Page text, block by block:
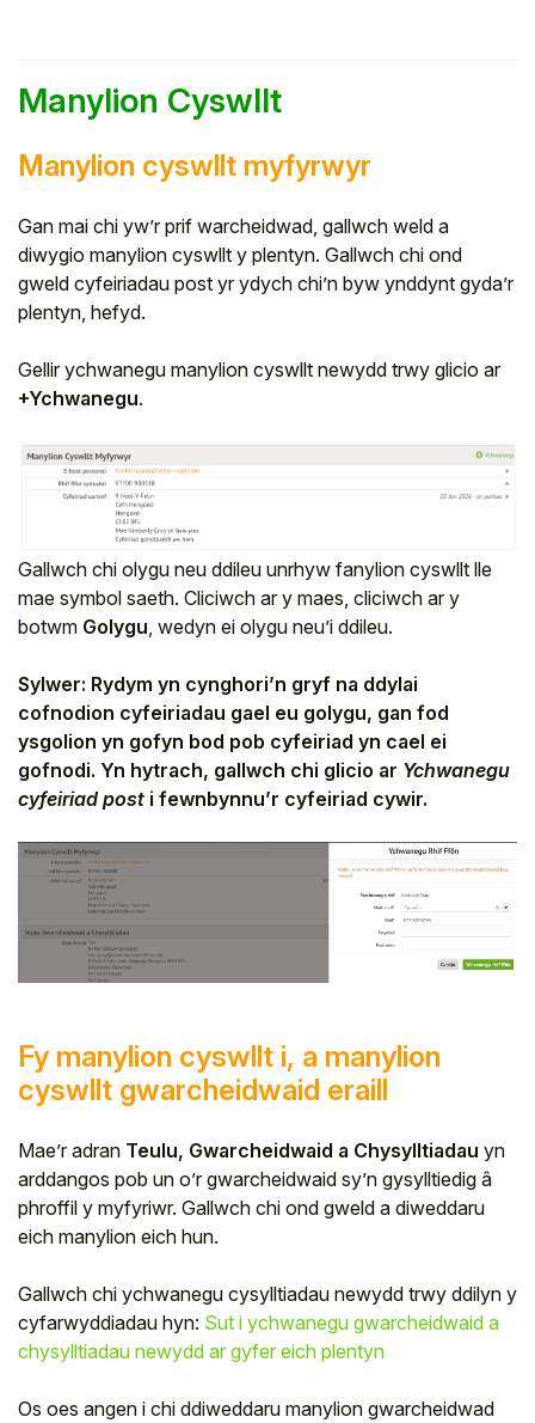
Manylion Cyswllt
Manylion cyswllt myfyrwyr
Gan mai chi yw’r prif warcheidwad, gallwch weld a
diwygio manylion cyswllt y plentyn. Gallwch chi ond
gweld cyfeiriadau post yr ydych chi’n byw ynddynt gyda’r
plentyn, hefyd.
Gellir ychwanegu manylion cyswllt newydd trwy glicio ar
+Ychwanegu.
Gallwch chi olygu neu ddileu unrhyw fanylion cyswllt lle
mae symbol saeth. Cliciwch ar y maes, cliciwch ar y
botwm Golygu , wedyn ei olygu neu’i ddileu.
Sylwer: Rydym yn cynghori’n gryf na ddylai
cofnodion cyfeiriadau gael eu golygu, gan fod
ysgolion yn gofyn bod pob cyfeiriad yn cael ei
gofnodi. Yn hytrach, gallwch chi glicio ar Ychwanegu
cyfeiriad post i fewnbynnu’r cyfeiriad cywir.
Fy manylion cyswllt i, a manylion
cyswllt gwarcheidwaid eraill
Mae’r adran Teulu, Gwarcheidwaid a Chysylltiadau yn
arddangos pob un o’r gwarcheidwaid sy’n gysylltiedig â
phroffil y myfyriwr. Gallwch chi ond gweld a diweddaru
eich manylion eich hun.
Gallwch chi ychwanegu cysylltiadau newydd trwy ddilyn y
cyfarwyddiadau hyn: Sut i ychwanegu gwarcheidwaid a
chysylltiadau newydd ar gyfer eich plentyn
Os oes angen i chi ddiweddaru manylion gwarcheidwad